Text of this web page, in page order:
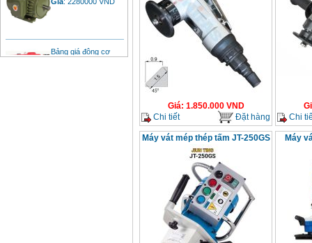
diesel đầu nổ diesel
Giá: 1.850.000VND
Chi tiết
Đặt hàng
Chi
Máy vát mép thép tấm JT-250GS Máy